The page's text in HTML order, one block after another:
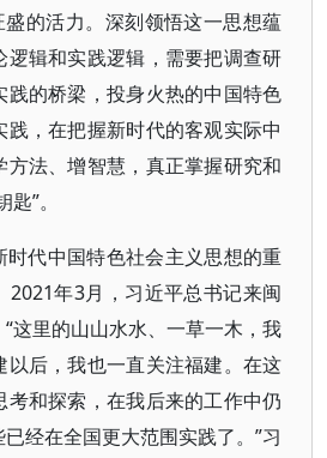
盛的活力。深刻领悟这一思想蕴
逻辑和实践逻辑，需要把调查研
践的桥梁，投身火热的中国特色
，在把握新时代的客观实际中
法、增智慧，真正掌握研究和
”。
时代中国特色社会主义思想的重
2021年3月，习近平总书记来闽
这里的山山水水、一草一木，我
以后，我也一直关注福建。在这
考和探索，在我后来的工作中仍
经在全国更大范围实践了。”习